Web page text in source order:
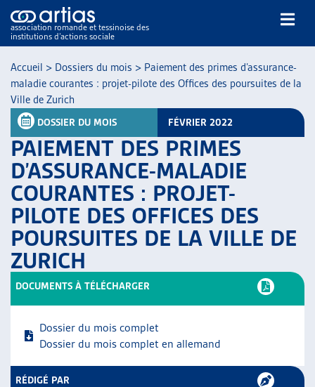
association romande et tessinoise des
institutions d’actions sociale
NOS PUBLICATIONS
ARTICLES
DOSSIERS DU MOIS
VEILLE
RESSOURCES
THÉMATIQUES
GUIDE SOCIAL ROMAND
AUTRES
ARTIAS
L’ASSOCIATION
JOURNÉES D’AUTOMNE
Accueil > Dossiers du mois > Paiement des primes d’assurance-
maladie courantes : projet-pilote des Offices des poursuites de la
Ville de Zurich
DOSSIER DU MOIS FÉVRIER 2022
PAIEMENT DES PRIMES
D’ASSURANCE-MALADIE
COURANTES : PROJET-
PILOTE DES OFFICES DES
POURSUITES DE LA VILLE DE
ZURICH
DOCUMENTS À TÉLÉCHARGER
Dossier du mois complet
Dossier du mois complet en allemand
RÉDIGÉ PAR